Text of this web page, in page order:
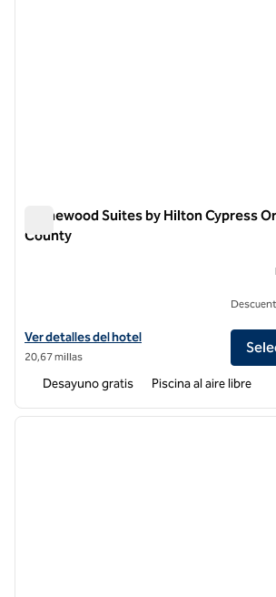
Homewood Suites by Hilton Cypress
County
Ver detalles del hotel Homewood Suites by
Ver detalles del hotel
20,67 millas
Desayuno gratis Piscina al aire libre
1 de 11